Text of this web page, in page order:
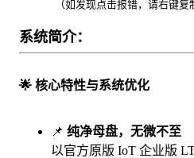
（如发现点击报错，请右键复制
系统简介：
🌟 核心特性与系统优化
📌 纯净母盘，无微不至
以官方原版 IoT 企业版